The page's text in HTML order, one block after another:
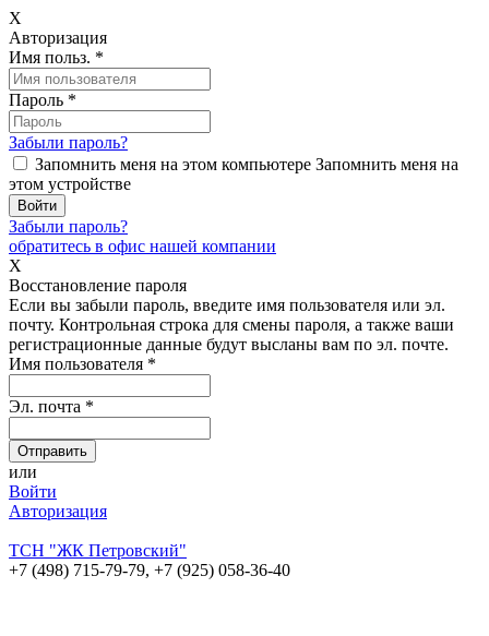
X
Авторизация
Имя польз. *
Пароль *
Забыли пароль?
Запомнить меня на этом компьютере Запомнить меня на
этом устройстве
Забыли пароль?
обратитесь в офис нашей компании
X
Восстановление пароля
Если вы забыли пароль, введите имя пользователя или эл.
почту. Контрольная строка для смены пароля, а также ваши
регистрационные данные будут высланы вам по эл. почте.
Имя пользователя *
Эл. почта *
или
Войти
Авторизация
ТСН "ЖК Петровский"
+7 (498) 715-79-79, +7 (925) 058-36-40